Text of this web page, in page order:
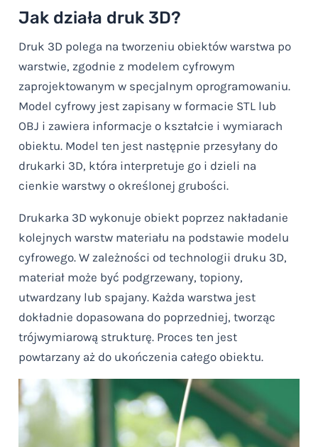
Jak działa druk 3D?
Druk 3D polega na tworzeniu obiektów warstwa po
warstwie, zgodnie z modelem cyfrowym
zaprojektowanym w specjalnym oprogramowaniu.
Model cyfrowy jest zapisany w formacie STL lub
OBJ i zawiera informacje o kształcie i wymiarach
obiektu. Model ten jest następnie przesyłany do
drukarki 3D, która interpretuje go i dzieli na
cienkie warstwy o określonej grubości.
Drukarka 3D wykonuje obiekt poprzez nakładanie
kolejnych warstw materiału na podstawie modelu
cyfrowego. W zależności od technologii druku 3D,
materiał może być podgrzewany, topiony,
utwardzany lub spajany. Każda warstwa jest
dokładnie dopasowana do poprzedniej, tworząc
trójwymiarową strukturę. Proces ten jest
powtarzany aż do ukończenia całego obiektu.